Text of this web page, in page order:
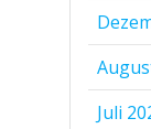
Juli